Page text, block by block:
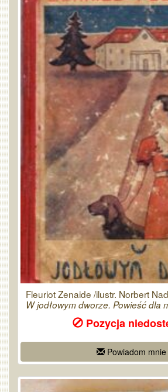
Fleuriot Zenaide /ilustr. Norbert
W jodłowym dworze. Powieść dla
Pozycja
Powiadom mnie